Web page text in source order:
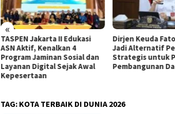
«
TASPEN Jakarta II Edukasi
ASN Aktif, Kenalkan 4
Program Jaminan Sosial dan
Layanan Digital Sejak Awal
Kepesertaan
Dirjen Keuda
Jadi Alternatif
Strategis untuk
Pembangunan
TAG: KOTA TERBAIK DI DUNIA 2026